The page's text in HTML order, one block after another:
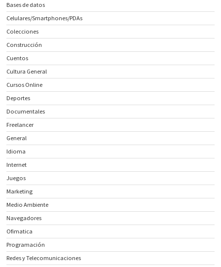
Bases de datos
Celulares/Smartphones/PDAs
Colecciones
Construcción
Cuentos
Cultura General
Cursos Online
Deportes
Documentales
Freelancer
General
Idioma
Internet
Juegos
Marketing
Medio Ambiente
Navegadores
Ofimatica
Programación
Redes y Telecomunicaciones